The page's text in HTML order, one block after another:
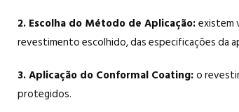
2. Escolha do Método de Aplicação:existem
revestimento escolhido, das especificações da
3. Aplicação do Conformal Coating:o
protegidos.